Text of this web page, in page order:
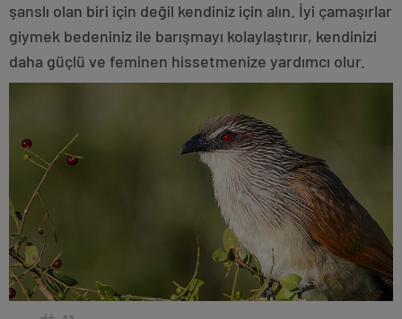
şanslı olan biri için değil kendiniz için alın. İyi çamaşırlar
giymek bedeniniz ile barışmayı kolaylaştırır, kendinizi
daha güçlü ve feminen hissetmenize yardımcı olur.